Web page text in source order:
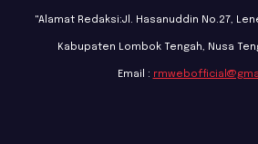
"Alamat Redaksi:Jl. Hasanuddin No.27,
Kabupaten Lombok Tengah, Nusa
Email :